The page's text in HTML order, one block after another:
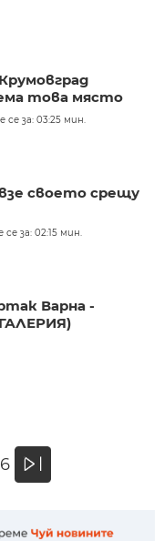
това място
се за: 03:25 мин.
своето срещу
за: 02:15 мин.
Варна -
6 »